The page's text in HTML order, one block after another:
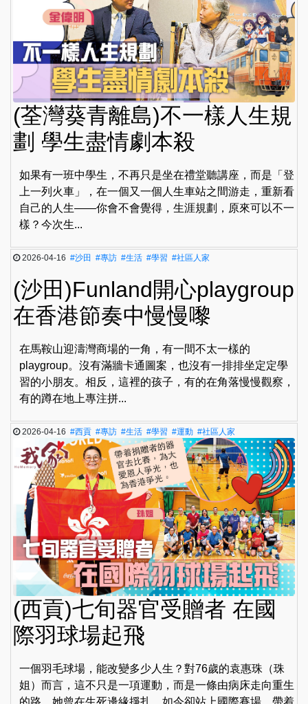
(荃灣葵青離島)不一樣人生規
劃 學生盡情劇本殺
如果有一班中學生，不再只是坐在禮堂聽講座，而是「登
上一列火車」，在一個又一個人生車站之間游走，重新看
自己的人生——你會不會覺得，生涯規劃，原來可以不一
樣？今次生...
2026-04-16#沙田 #專訪 #生活 #學習 #社區人家
(沙田)Funland開心playgroup
在香港節奏中慢慢嚟
在馬鞍山迎濤灣商場的一角，有一間不太一樣的
playgroup。沒有滿牆卡通圖案，也沒有一排排坐定定學
習的小朋友。相反，這裡的孩子，有的在角落慢慢觀察，
有的蹲在地上專注拼...
2026-04-16#西貢 #專訪 #生活 #學習 #運動 #社區人家
(西貢)七旬器官受贈者 在國
際羽球場起飛
一個羽毛球場，能改變多少人生？對76歲的袁惠珠（珠
姐）而言，這不只是一項運動，而是一條由病床走向重生